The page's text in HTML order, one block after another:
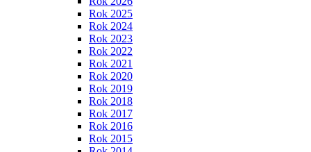
Rok 2025
Rok 2024
Rok 2023
Rok 2022
Rok 2021
Rok 2020
Rok 2019
Rok 2018
Rok 2017
Rok 2016
Rok 2015